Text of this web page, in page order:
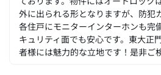
外に出られる形となりますが、防犯
各住戸にモニターインターホンも完
キュリティ面でも安心です。東大正
者様には魅力的な立地です！是非ご